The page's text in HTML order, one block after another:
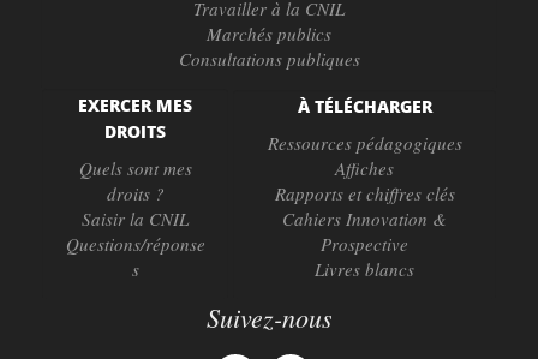
Travailler à la CNIL
Marchés publics
Consultations publiques
EXERCER MES
DROITS
Quels sont mes
droits ?
Saisir la CNIL
Questions/réponse
s
À TÉLÉCHARGER
Ressources pédagogiques
Affiches
Rapports et chiffres clés
Cahiers Innovation &
Prospective
Livres blancs
Suivez-nous